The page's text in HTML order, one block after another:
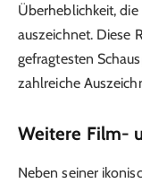
Überheblichkeit,
auszeichnet. Diese
gefragtesten
zahlreiche
Weitere Film-
Neben seiner